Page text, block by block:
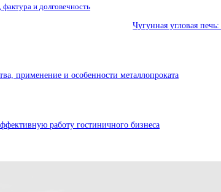
и долговечность
Чугунная угловая
применение и особенности металлопроката
работу гостиничного бизнеса